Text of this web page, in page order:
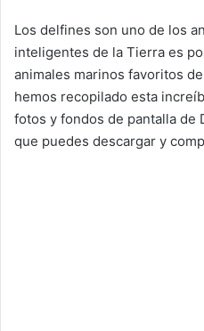
Los delfines son uno de los
inteligentes de la Tierra es
animales marinos favoritos
hemos recopilado esta
fotos y fondos de pantalla de
que puedes descargar y